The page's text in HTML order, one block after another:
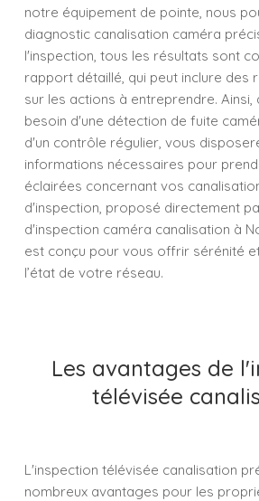
notre équipement de pointe, nous
diagnostic canalisation caméra
l'inspection, tous les résultats sont
rapport détaillé, qui peut inclure des
sur les actions à entreprendre. Ainsi,
besoin d'une détection de fuite
d'un contrôle régulier, vous
informations nécessaires pour
éclairées concernant vos
d'inspection, proposé directement
d'inspection caméra canalisation à
est conçu pour vous offrir sérénité
l’état de votre réseau.
Les avantages de
télévisée
L'inspection télévisée canalisation
nombreux avantages pour les